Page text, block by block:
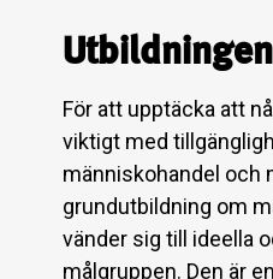
För att upptäcka att
viktigt med
människohandel och
grundutbildning om
vänder sig till ideella
målgruppen. Den är